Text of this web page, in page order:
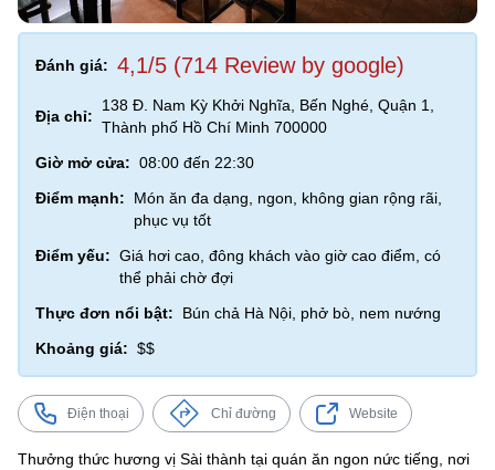
Đánh giá: 4,1/5 (714 Review by google)
Địa chỉ:
138 Đ. Nam Kỳ Khởi Nghĩa, Bến Nghé, Quận 1,
Thành phố Hồ Chí Minh 700000
Giờ mở cửa: 08:00 đến 22:30
Điểm mạnh:
Món ăn đa dạng, ngon, không gian rộng rãi,
phục vụ tốt
Điểm yếu: Giá hơi cao, đông khách vào giờ cao điểm, có
thể phải chờ đợi
Thực đơn nổi bật:
Bún chả Hà Nội, phở bò, nem nướng
Khoảng giá: $$
Điện thoại Chỉ đường Website
Thưởng thức hương vị Sài thành tại quán ăn ngon nức tiếng, nơi